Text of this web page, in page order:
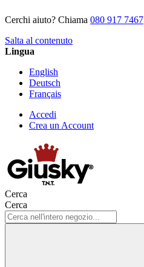
Cerchi aiuto? Chiama 080 917 7467
Salta al contenuto
Lingua
English
Deutsch
Français
Accedi
Crea un Account
Cerca
Cerca